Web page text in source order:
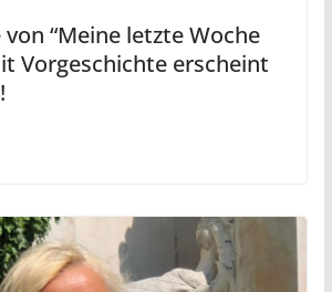
“Meine letzte Woche
Vorgeschichte erscheint